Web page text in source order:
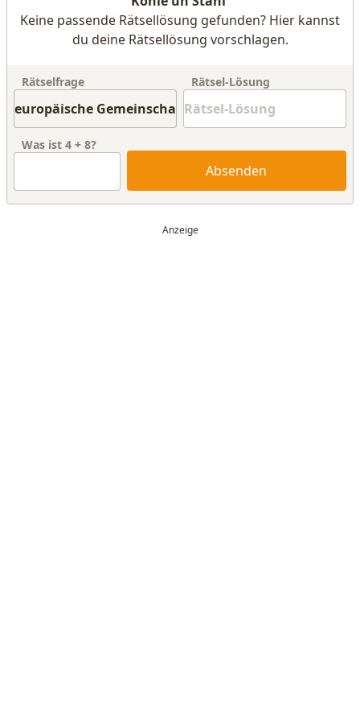
Keine passende Rätsellösung gefunden? Hier kannst
du deine Rätsellösung vorschlagen.
Rätselfrage Rätsel-Lösung
Was ist 4 + 8?
Absenden